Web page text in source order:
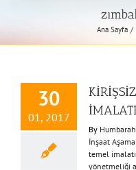
Ana Sayfa
30
01, 2017
İMALATI
By
İnşaat
temel imalatı
yönetmeliği